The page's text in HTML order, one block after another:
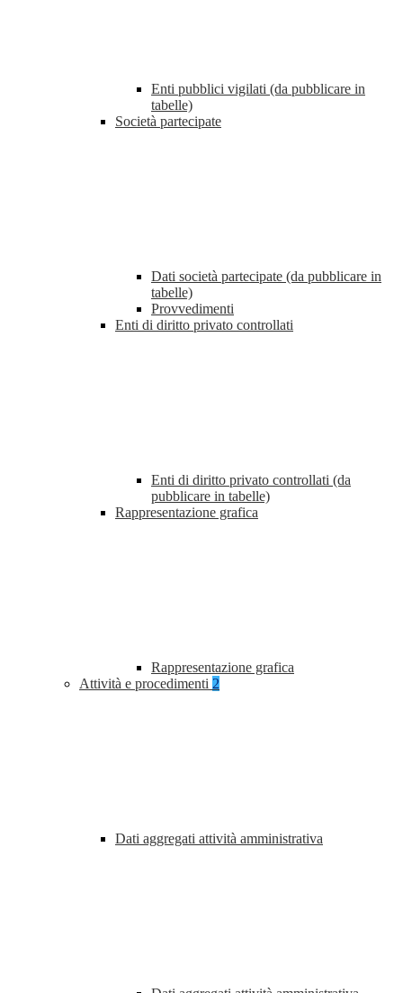
Enti pubblici vigilati (da pubblicare in
tabelle)
Società partecipate
Dati società partecipate (da pubblicare in
tabelle)
Provvedimenti
Enti di diritto privato controllati
Enti di diritto privato controllati (da
pubblicare in tabelle)
Rappresentazione grafica
Rappresentazione grafica
Attività e procedimenti 2
Dati aggregati attività amministrativa